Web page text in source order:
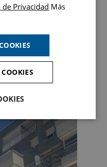
de Privacidad Más